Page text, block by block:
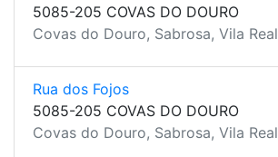
5085-205 COVAS DO DOURO
Covas do Douro, Sabrosa, Vila Real
Rua dos Fojos
5085-205 COVAS DO DOURO
Covas do Douro, Sabrosa, Vila Real